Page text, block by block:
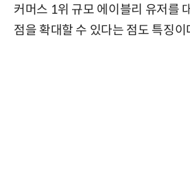
커머스 1위 규모 에이블리 유저를
점을 확대할 수 있다는 점도 특징이